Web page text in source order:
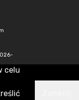
celu